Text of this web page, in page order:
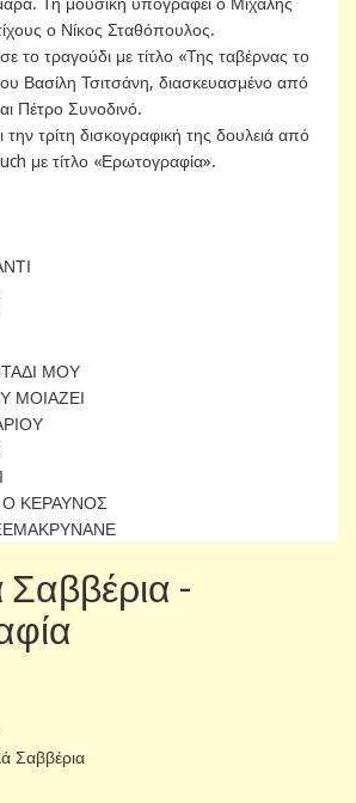
ο Νίκος Σταθόπουλος.
το τραγούδι με τίτλο «Της ταβέρνας το
Βασίλη Τσιτσάνη, διασκευασμένο από
Πέτρο Συνοδινό.
τρίτη δισκογραφική της δουλειά από
με τίτλο «Ερωτογραφία».
ΜΟΥ
ΜΟΙΑΖΕΙ
Ο ΚΕΡΑΥΝΟΣ
-
Σαββέρια